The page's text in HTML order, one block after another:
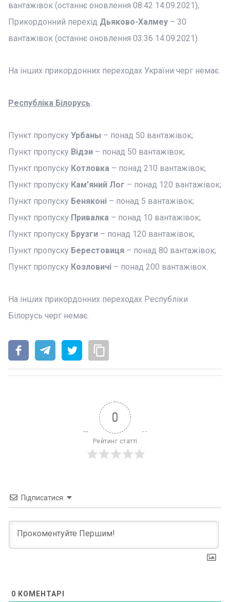
вантажівок (останнє оновлення 08:42 14.09.2021);
Прикордонний перехід Дьяково-Халмеу – 30
вантажівок (останнє оновлення 03:36 14.09.2021).
На інших прикордонних переходах України черг немає.
Республіка Білорусь:
Пункт пропуску Урбаны – понад 50 вантажівок;
Пункт пропуску Відзи – понад 50 вантажівок;
Пункт пропуску Котловка – понад 210 вантажівок;
Пункт пропуску Кам'яний Лог – понад 120 вантажівок;
Пункт пропуску Беняконі – понад 5 вантажівок;
Пункт пропуску Привалка – понад 10 вантажівок;
Пункт пропуску Брузги – понад 120 вантажівок;
Пункт пропуску Берестовиця – понад 80 вантажівок;
Пункт пропуску Козловичі – понад 200 вантажівок.
На інших прикордонних переходах Республіки
Білорусь черг немає.
0
Рейтинг статті
Підписатися
0 КОМЕНТАРІ